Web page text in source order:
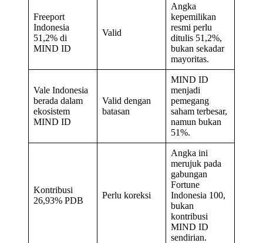
Freeport
Indonesia
51,2% di
MIND ID
Valid
Angka
kepemilikan
resmi perlu
ditulis 51,2%,
bukan sekadar
mayoritas.
Vale Indonesia
berada dalam
ekosistem
MIND ID
Valid dengan
batasan
MIND ID
menjadi
pemegang
saham terbesar,
namun bukan
51%.
Kontribusi
26,93% PDB
Perlu koreksi
Angka ini
merujuk pada
gabungan
Fortune
Indonesia 100,
bukan
kontribusi
MIND ID
sendirian.